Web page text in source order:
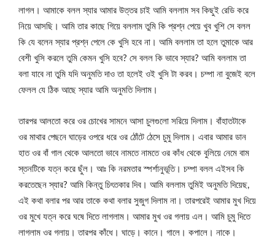
লাগল। আমাকে বলল স্যার আমার উত্তর চাই আমি বললাম সব কিছুই রেডি করে
নিয়ে আসছি। আমি তার কাছে গিয়ে বললাম তুমি কি প্রশ্ন পেয়ে খুব খুশি সে বলল
কি যে বলেন স্যার প্রশ্ন পেলে কে খুসি হবে না। আমি বললাম তা হলে তুমাকে আর
বেশী খুসি করলে তুমি কেমন খুসি হবে? সে বলল কি ভাবে স্যার? আমি বললাম তা
বলা যাবে না তুমি যদি অনুমতি দাও তা হলেই ওই খুসি টা করব। চম্পা না বুজেই বলে
ফেলল যে ঠিক আছে স্যার আমি অনুমতি দিলাম।
তারপর আলতো করে ওর চোখের সামনে আসা চুলগুলো সরিয়ে দিলাম। বাঁহাতটাকে
ওর মাথার পেছনে ঘাড়ের ওপরে ধরে ওর ঠোঁটে ঠেসে চুমু দিলাম। এবার আমার ডান
হাত ওর বাঁ গাল থেকে আলতো ভাবে নামতে নামতে ওর কাঁধ থেকে বুলিয়ে নেমে বাম
স্তনটিকে যত্ন করে ছুঁল। আঃ কি নরমতার স্পর্শানুভূতি। চম্পা বলল এইসব কি
করতেছেন স্যার? আমি কিন্তু চিৎতকার দিব। আমি বললাম তুমিই অনুমতি দিয়েছ,
এই কথা বলার পর আর তাকে কথা বলার সুজুগ দিলাম না। তারপরেই আমার মুখ দিয়ে
ওর মুখে যত্ন করে ঘষে দিতে লাগলাম। আমার মুখ ওর গলায় এল। আমি চুমু দিতে
লাগলাম ওর গলায়। তারপর কাঁধে। ঘাড়ে। কানে। গালে। কপালে। নাকে।